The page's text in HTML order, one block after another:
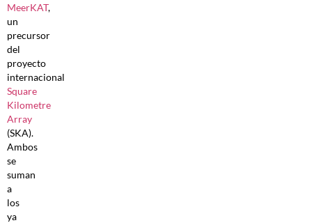
MeerKAT,
un
precursor
del
proyecto
internacional
Square
Kilometre
Array
(SKA).
Ambos
se
suman
a
los
ya